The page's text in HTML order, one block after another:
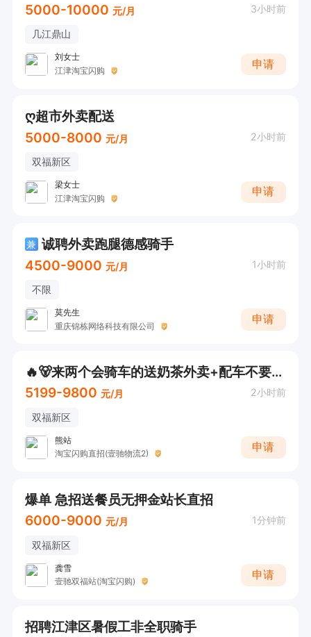
5000-10000 元/月 3小时前
几江鼎山
刘女士
江津淘宝闪购
申请
ღ超市外卖配送
5000-8000 元/月 2小时前
双福新区
梁女士
江津淘宝闪购
申请
兼 诚聘外卖跑腿德感骑手
4500-9000 元/月 1小时前
不限
莫先生
重庆锦栋网络科技有限公司
申请
🔥🐻来两个会骑车的送奶茶外卖+配车不要驾照！江津+主城就近安排！
5199-9800 元/月 2小时前
双福新区
熊站
淘宝闪购直招(壹驰物流2)
申请
爆单 急招送餐员无押金站长直招
6000-9000 元/月 1分钟前
双福新区
龚雪
壹驰双福站(淘宝闪购)
申请
招聘江津区暑假工非全职骑手